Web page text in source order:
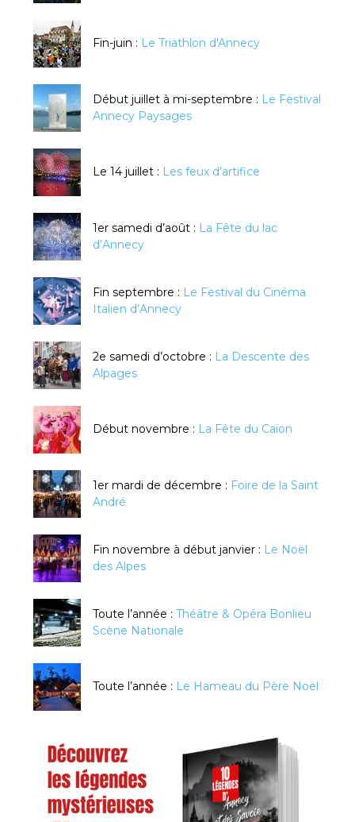
Fin-juin : Le Triathlon d'Annecy
Début juillet à mi-septembre : Le Festival
Annecy Paysages
Le 14 juillet : Les feux d’artifice
1er samedi d’août : La Fête du lac
d’Annecy
Fin septembre : Le Festival du Cinéma
Italien d’Annecy
2e samedi d’octobre : La Descente des
Alpages
Début novembre : La Fête du Caïon
1er mardi de décembre : Foire de la Saint
André
Fin novembre à début janvier : Le Noël
des Alpes
Toute l’année : Théâtre & Opéra Bonlieu
Scène Nationale
Toute l’année : Le Hameau du Père Noël